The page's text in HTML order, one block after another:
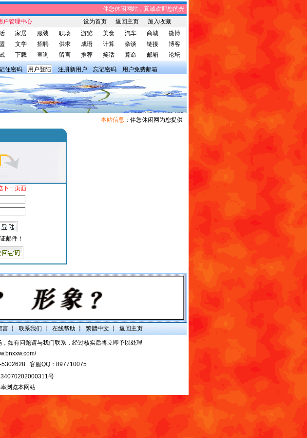
伴您休闲网站，真诚欢迎您的光临! 伴您休闲网站，将免费给您带来趣味时事
户管理中心 设为首页 返回主页
加入收藏
家居 服装 职场 游览 美食 汽车 商城
微博
文学 招聘 供求 成语 计算 杂谈 链接
博客
下载 查询 留言 推荐 笑话 算命 邮箱 论坛
住密码 注册新用户 忘记密码 用户免费邮箱
本站信息：伴您休闲网为您提供广告宣传和信息发布，有需求者请与我们联系。
下一页面
邮件！
言 ┋ 联系我们 ┋ 在线帮助 ┋ 繁體中文 ┋ 返回主页
如有问题请与我们联系，经过核实后将立即予以处理
客服QQ：897710075
号
浏览本网站